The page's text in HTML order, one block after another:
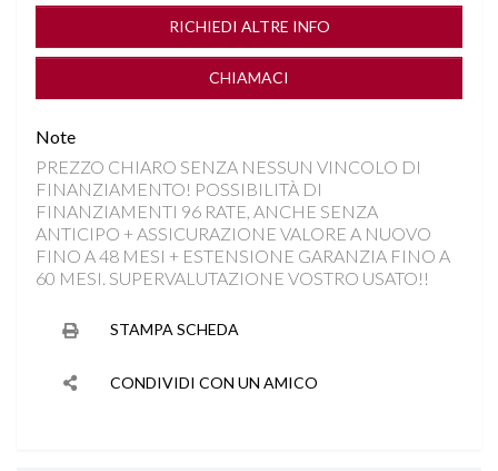
DISATTIVAZIONE AIRBAG LATO PASSEGGERO
FRONT ASSIST
INGRESSI USB
ISOFIX
RICHIEDI ALTRE INFO
CHIAMACI
Note
PREZZO CHIARO SENZA NESSUN VINCOLO DI
FINANZIAMENTO! POSSIBILITÀ DI
FINANZIAMENTI 96 RATE, ANCHE SENZA
ANTICIPO + ASSICURAZIONE VALORE A NUOVO
FINO A 48 MESI + ESTENSIONE GARANZIA FINO A
60 MESI. SUPERVALUTAZIONE VOSTRO USATO!!
STAMPA SCHEDA
CONDIVIDI CON UN AMICO